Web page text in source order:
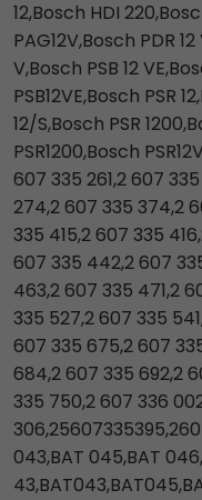
12,Bosch HDI
PAG12V,Bosch PDR
V,Bosch PSB 12
PSB12VE,Bosch PSR
12/S,Bosch PSR
PSR1200,Bosch
607 335 261,2 607
274,2 607 335 374,2
335 415,2 607 335
607 335 442,2 607
463,2 607 335 471,2
335 527,2 607 335
607 335 675,2 607
684,2 607 335 692,2
335 750,2 607 336
043,BAT 045,BAT